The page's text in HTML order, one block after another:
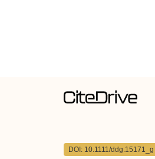
DOI: 10.1111/ddg.15171_g